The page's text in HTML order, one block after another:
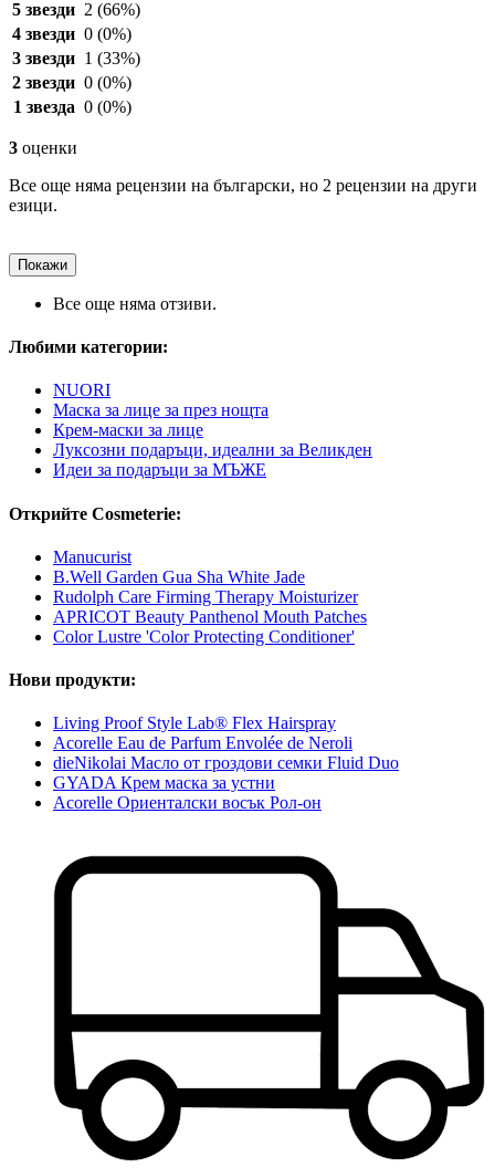
5 звезди 2 (66%)
4 звезди 0 (0%)
3 звезди 1 (33%)
2 звезди 0 (0%)
1 звезда 0 (0%)
3 оценки
Все още няма рецензии на български, но 2 рецензии на други
езици.
Покажи
Все още няма отзиви.
Любими категории:
NUORI
Маска за лице за през нощта
Крем-маски за лице
Луксозни подаръци, идеални за Великден
Идеи за подаръци за МЪЖЕ
Открийте Cosmeterie:
Manucurist
B.Well Garden Gua Sha White Jade
Rudolph Care Firming Therapy Moisturizer
APRICOT Beauty Panthenol Mouth Patches
Color Lustre 'Color Protecting Conditioner'
Нови продукти:
Living Proof Style Lab® Flex Hairspray
Acorelle Eau de Parfum Envolée de Neroli
dieNikolai Масло от гроздови семки Fluid Duo
GYADA Крем маска за устни
Acorelle Ориенталски восък Рол-он